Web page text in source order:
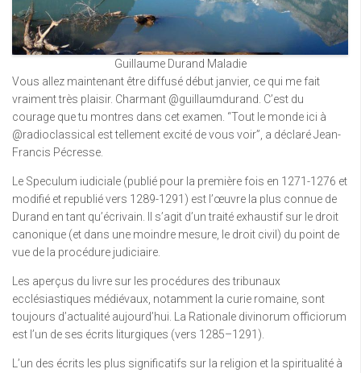
Guillaume Durand Maladie
Vous allez maintenant être diffusé début janvier, ce qui me fait
vraiment très plaisir. Charmant @guillaumdurand. C’est du
courage que tu montres dans cet examen. “Tout le monde ici à
@radioclassical est tellement excité de vous voir”, a déclaré Jean-
Francis Pécresse.
Le Speculum iudiciale (publié pour la première fois en 1271-1276 et
modifié et republié vers 1289-1291) est l’œuvre la plus connue de
Durand en tant qu’écrivain. Il s’agit d’un traité exhaustif sur le droit
canonique (et dans une moindre mesure, le droit civil) du point de
vue de la procédure judiciaire.
Les aperçus du livre sur les procédures des tribunaux
ecclésiastiques médiévaux, notamment la curie romaine, sont
toujours d’actualité aujourd’hui. La Rationale divinorum officiorum
est l’un de ses écrits liturgiques (vers 1285–1291).
L’un des écrits les plus significatifs sur la religion et la spiritualité à